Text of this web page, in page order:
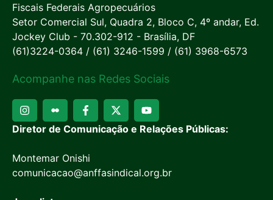
Fiscais Federais Agropecuários
Setor Comercial Sul, Quadra 2, Bloco C, 4º andar, Ed.
Jockey Club - 70.302-912 - Brasília, DF
(61)3224-0364 / (61) 3246-1599 / (61) 3968-6573
Acompanhe nas Redes Sociais
Diretor de Comunicação e Relações Públicas:
Montemar Onishi
comunicacao@anffasindical.org.br